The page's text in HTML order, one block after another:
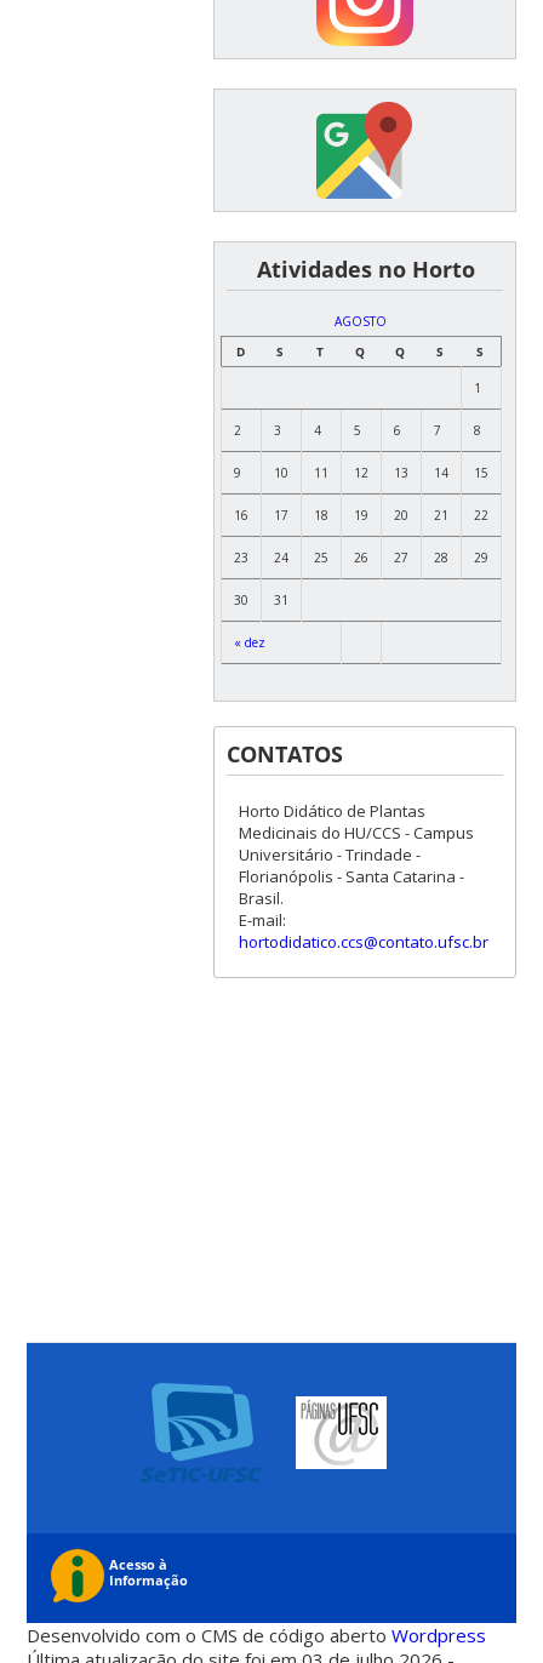
͏ ͏ ͏ ͏ ͏ ͏Atividades no Horto
AGOSTO
D
S T Q Q S S
« dez
1
2 3 4 5 6 7 8
9 10 11 12 13 14 15
16 17 18 19 20 21 22
23 24 25 26 27 28 29
30 31
CONTATOS
Horto Didático de Plantas
Medicinais do HU/CCS - Campus
Universitário - Trindade -
Florianópolis - Santa Catarina -
Brasil.
E-mail:
hortodidatico.ccs@contato.ufsc.br
Desenvolvido com o CMS de código abertoWordpress